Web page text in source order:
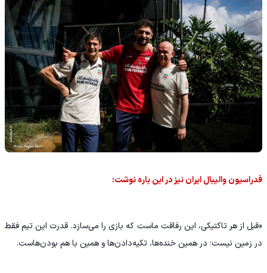
فدراسیون والیبال ایران نیز در این باره نوشت:
«قبل از هر تاکتیکی، این رفاقت ماست که بازی را می‌سازد. قدرت این تیم فقط
در زمین نیست؛ در همین خنده‌ها، تکیه‌دادن‌ها و همین با هم بودن‌هاست.